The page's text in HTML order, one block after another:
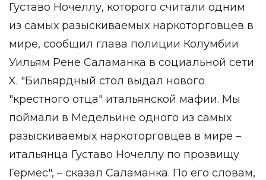
Густаво Ночеллу, которого считали одним
из самых разыскиваемых наркоторговцев в
мире, сообщил глава полиции Колумбии
Уильям Рене Саламанка в социальной сети
X. "Бильярдный стол выдал нового
"крестного отца" итальянской мафии. Мы
поймали в Медельине одного из самых
разыскиваемых наркоторговцев в мире –
итальянца Густаво Ночеллу по прозвищу
Гермес", – сказал Саламанка. По его словам,